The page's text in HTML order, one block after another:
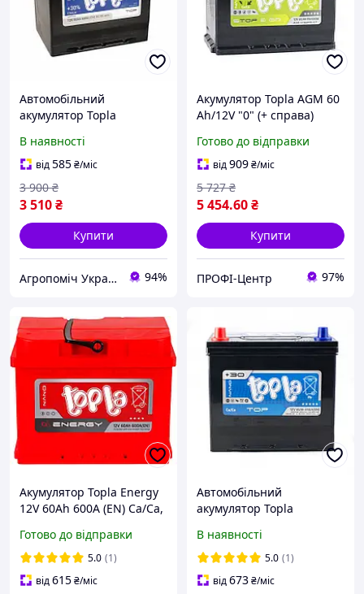
Автомобільний
акумулятор Topla
60Ач 600А(EN) L+ 118 960
В наявності
від585₴/міс
3 510₴
3 900 ₴
Купити
Агропоміч Україна 94%
Акумулятор Topla AGM 60
Ah/12V "0" (+ справа)
Готово до відправки
від909₴/міс
5 454.60₴
5 727 ₴
Купити
ПРОФІ-Центр 97%
Акумулятор Topla Energy
12V 60Ah 600A (EN) Ca/Ca,
Готово до відправки
5.0 (1)
від615₴/міс
Автомобільний
акумулятор Topla
65Ач 650А(EN) L+ 118 765
В наявності
5.0 (1)
від673₴/міс